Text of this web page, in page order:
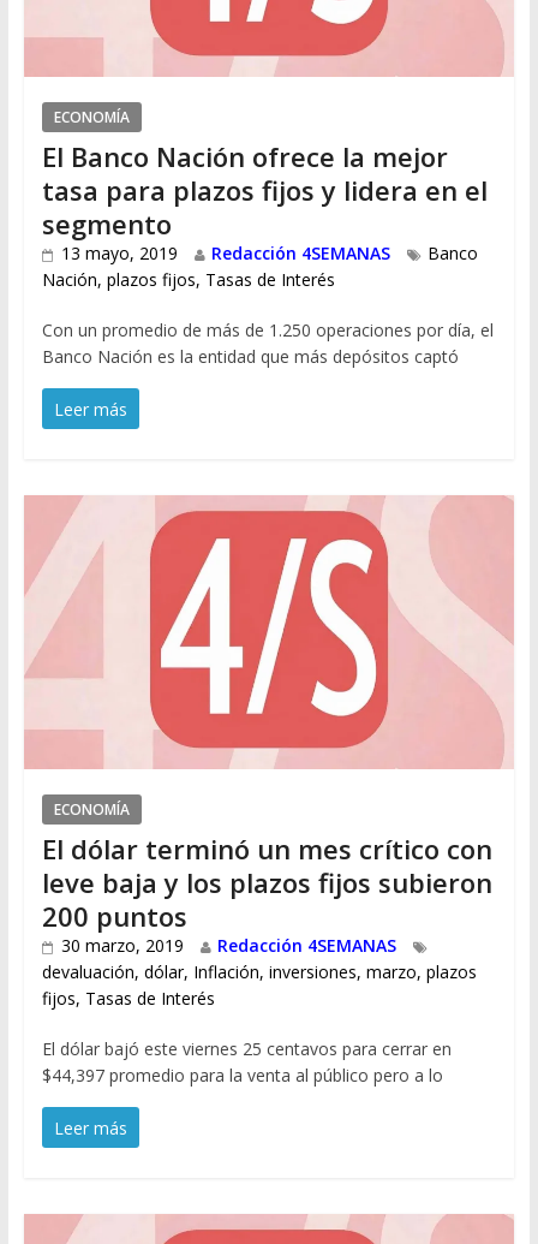
ECONOMÍA
El Banco Nación ofrece la mejor
tasa para plazos fijos y lidera en el
segmento
13 mayo, 2019 Redacción 4SEMANAS
Banco
Nación, plazos fijos, Tasas de Interés
Con un promedio de más de 1.250 operaciones por día, el
Banco Nación es la entidad que más depósitos captó
Leer más
ECONOMÍA
El dólar terminó un mes crítico con
leve baja y los plazos fijos subieron
200 puntos
30 marzo, 2019
Redacción 4SEMANAS
devaluación, dólar, Inflación, inversiones, marzo, plazos
fijos, Tasas de Interés
El dólar bajó este viernes 25 centavos para cerrar en
$44,397 promedio para la venta al público pero a lo
Leer más